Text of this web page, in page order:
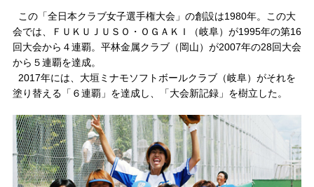
この「全日本クラブ女子選手権大会」の創設は1980年。この大
会では、ＦＵＫＵＪＵＳＯ・ＯＧＡＫＩ（岐阜）が1995年の第16
回大会から４連覇。平林金属クラブ（岡山）が2007年の28回大会
から５連覇を達成。
2017年には、大垣ミナモソフトボールクラブ（岐阜）がそれを
塗り替える「６連覇」を達成し、「大会新記録」を樹立した。